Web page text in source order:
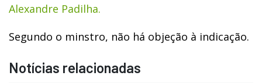
Alexandre Padilha.
Segundo o minstro, não há objeção à indicação.
Notícias relacionadas